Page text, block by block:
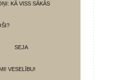
KĀ VISS SĀKĀS
SEJA
VESELĪBU!